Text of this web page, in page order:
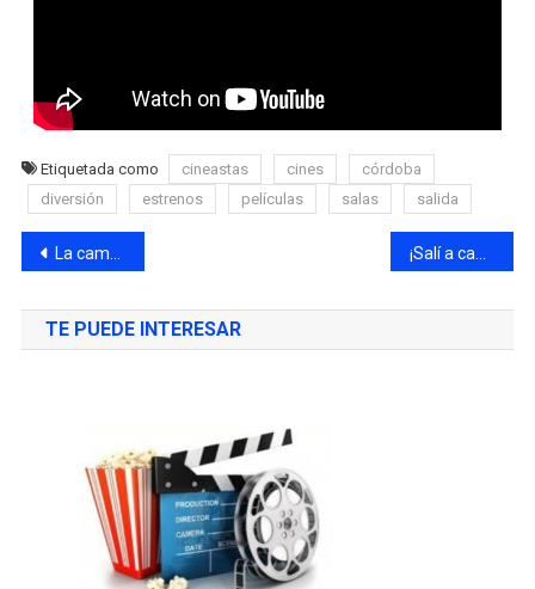
Etiquetada como cineastas cines
córdoba
diversión
estrenos películas salas salida
La campaña “Doná Plasma” llega al Pabellón Argentina
TE PUEDE INTERESAR